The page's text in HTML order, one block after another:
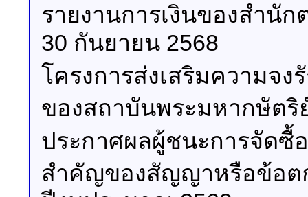
รายงานการเงินของสำนั
30 กันยายน 2568
โครงการส่งเสริมความจ
ของสถาบันพระมหากษัตริ
ประกาศผลผู้ชนะการจัดซื้
สำคัญของสัญญาหรือข้อต